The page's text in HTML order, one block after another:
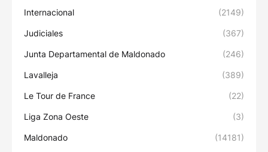
Internacional (2149)
Judiciales (367)
Junta Departamental de Maldonado (246)
Lavalleja (389)
Le Tour de France (22)
Liga Zona Oeste (3)
Maldonado (14181)